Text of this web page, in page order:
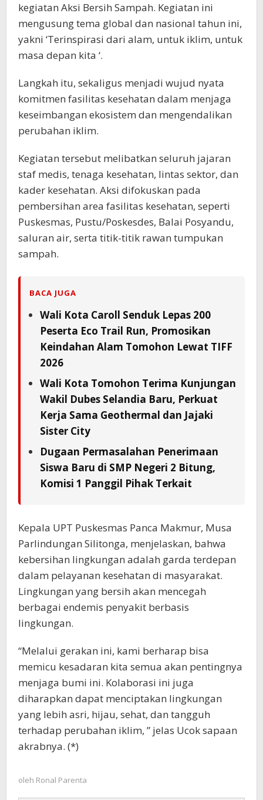
kegiatan Aksi Bersih Sampah. Kegiatan ini
mengusung tema global dan nasional tahun ini,
yakni ‘Terinspirasi dari alam, untuk iklim, untuk
masa depan kita ‘.
Langkah itu, sekaligus menjadi wujud nyata
komitmen fasilitas kesehatan dalam menjaga
keseimbangan ekosistem dan mengendalikan
perubahan iklim.
Kegiatan tersebut melibatkan seluruh jajaran
staf medis, tenaga kesehatan, lintas sektor, dan
kader kesehatan. Aksi difokuskan pada
pembersihan area fasilitas kesehatan, seperti
Puskesmas, Pustu/Poskesdes, Balai Posyandu,
saluran air, serta titik-titik rawan tumpukan
sampah.
BACA JUGA
Wali Kota Caroll Senduk Lepas 200
Peserta Eco Trail Run, Promosikan
Keindahan Alam Tomohon Lewat TIFF
2026
Wali Kota Tomohon Terima Kunjungan
Wakil Dubes Selandia Baru, Perkuat
Kerja Sama Geothermal dan Jajaki
Sister City
Dugaan Permasalahan Penerimaan
Siswa Baru di SMP Negeri 2 Bitung,
Komisi 1 Panggil Pihak Terkait
Kepala UPT Puskesmas Panca Makmur, Musa
Parlindungan Silitonga, menjelaskan, bahwa
kebersihan lingkungan adalah garda terdepan
dalam pelayanan kesehatan di masyarakat.
Lingkungan yang bersih akan mencegah
berbagai endemis penyakit berbasis
lingkungan.
“Melalui gerakan ini, kami berharap bisa
memicu kesadaran kita semua akan pentingnya
menjaga bumi ini. Kolaborasi ini juga
diharapkan dapat menciptakan lingkungan
yang lebih asri, hijau, sehat, dan tangguh
terhadap perubahan iklim, ” jelas Ucok sapaan
akrabnya. (*)
oleh Ronal Parenta